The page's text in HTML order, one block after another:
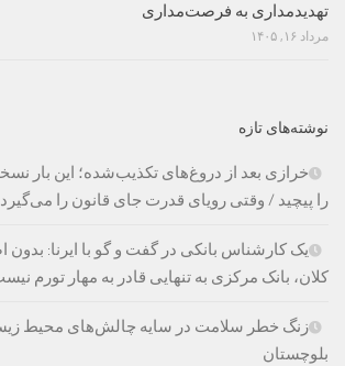
تهدیدمداری به فرصت‌مداری
مرداد ۱۶, ۱۴۰۵
نوشته‌های تازه
خرازی بعد از دروغ‌های تکذیب‌شده؛ این بار
را پیچید / وقتی رویای قدرت جای قانون را می‌گیرد
یک کارشناس بانکی در گفت و گو با ایرنا:
کلان، بانک مرکزی به تنهایی قادر به مهار تورم
زنگ خطر سلامت در سایه چالش‌های محیط
بلوچستان